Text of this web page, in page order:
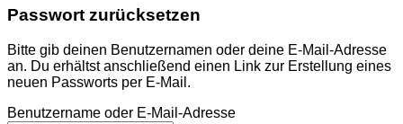
Passwort zurücksetzen
Bitte gib deinen Benutzernamen oder deine E-Mail-Adresse
an. Du erhältst anschließend einen Link zur Erstellung eines
neuen Passworts per E-Mail.
Benutzername oder E-Mail-Adresse